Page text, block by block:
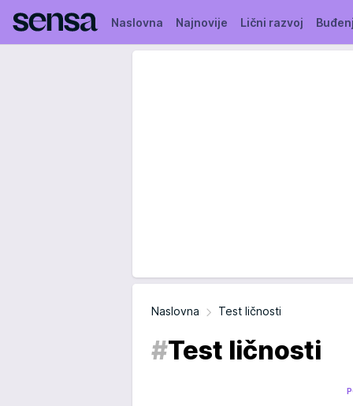
Naslovna Najnovije Lični razvoj
Naslovna Test ličnosti
#Test ličnosti